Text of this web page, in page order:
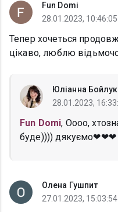
Fun Domi
28.01.2023, 10:46:05
Тепер хочеться
цікаво, люблю
Юліанна Бойлук
28.01.2023,
Fun Domi, Оооо,
буде)))) дякуємо❤❤❤
Олена Гушпит
27.01.2023, 15:03:54